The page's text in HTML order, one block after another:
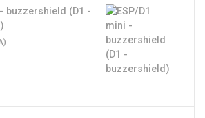
buzzershield (D1 -